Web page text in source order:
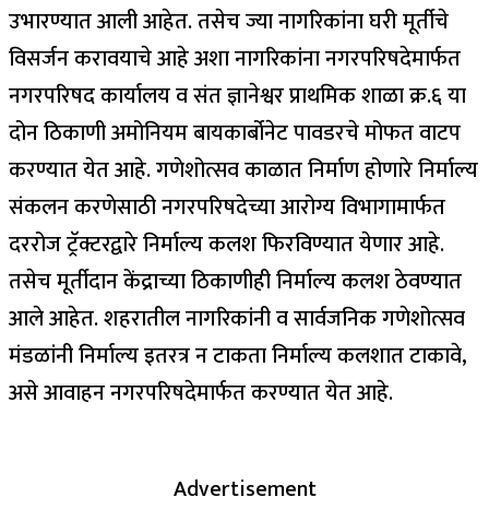
उभारण्यात आली आहेत. तसेच ज्या नागरिकांना घरी मूर्तीचे
विसर्जन करावयाचे आहे अशा नागरिकांना नगरपरिषदेमार्फत
नगरपरिषद कार्यालय व संत ज्ञानेश्वर प्राथमिक शाळा क्र.६ या
दोन ठिकाणी अमोनियम बायकार्बोनेट पावडरचे मोफत वाटप
करण्यात येत आहे. गणेशोत्सव काळात निर्माण होणारे निर्माल्य
संकलन करणेसाठी नगरपरिषदेच्या आरोग्य विभागामार्फत
दररोज ट्रॅक्टरद्वारे निर्माल्य कलश फिरविण्यात येणार आहे.
तसेच मूर्तीदान केंद्राच्या ठिकाणीही निर्माल्य कलश ठेवण्यात
आले आहेत. शहरातील नागरिकांनी व सार्वजनिक गणेशोत्सव
मंडळांनी निर्माल्य इतरत्र न टाकता निर्माल्य कलशात टाकावे,
असे आवाहन नगरपरिषदेमार्फत करण्यात येत आहे.
Advertisement